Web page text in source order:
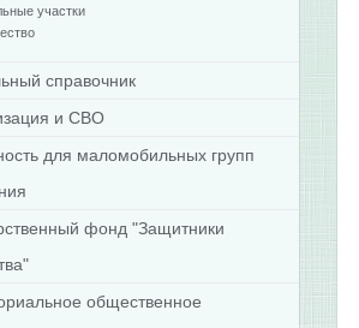
участки
справочник
и СВО
для маломобильных групп
фонд "Защитники
общественное